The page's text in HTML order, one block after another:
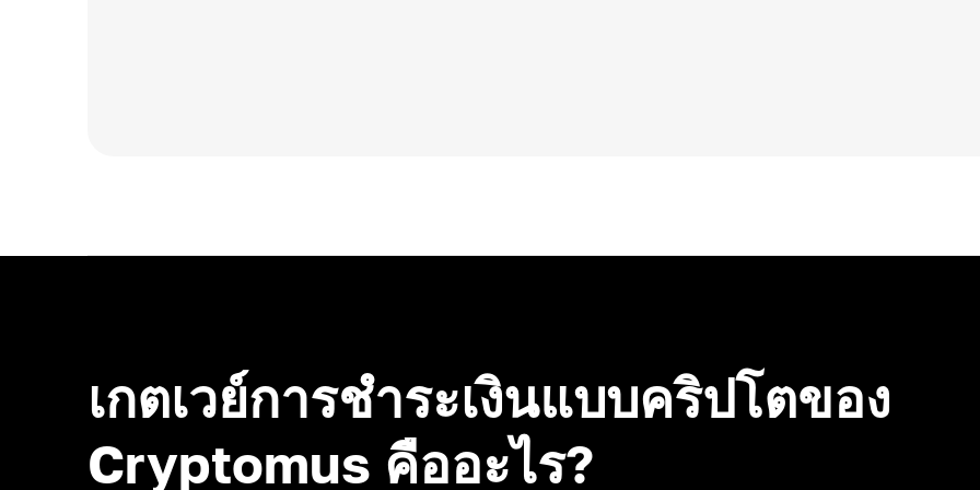
เกตเวย์การชำระเงินแบบคริปโตของ
Cryptomus คืออะไร?